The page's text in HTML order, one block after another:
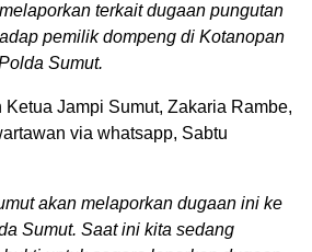
terkait dugaan pungutan
pemilik dompeng di Kotanopan
Sumut.
Jampi Sumut, Zakaria Rambe,
via whatsapp, Sabtu
akan melaporkan dugaan ini ke
Sumut. Saat ini kita sedang